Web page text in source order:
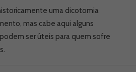
uma dicotomia
mas cabe aqui alguns
ser úteis para quem sofre